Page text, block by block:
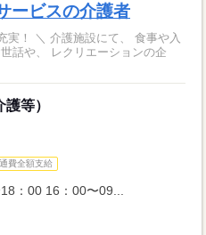
ービスの介護者
、 食事や入
話や、 レクリエーションの企
等）
費全額支給
：00 16：00〜09...